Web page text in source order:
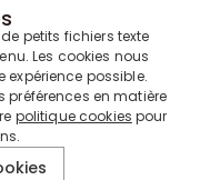
Droits Réservés.
petits fichiers texte
Les cookies nous
expérience possible.
préférences en matière
politique cookies pour